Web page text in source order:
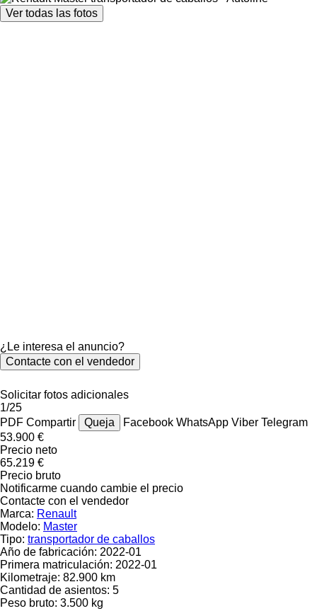
Ver todas las fotos
¿Le interesa el anuncio?
Contacte con el vendedor
Solicitar fotos adicionales
1/25
PDF Compartir Queja Facebook WhatsApp Viber Telegram
53.900 €
Precio neto
65.219 €
Precio bruto
Notificarme cuando cambie el precio
Contacte con el vendedor
Marca: Renault
Modelo: Master
Tipo: transportador de caballos
Año de fabricación: 2022-01
Primera matriculación: 2022-01
Kilometraje: 82.900 km
Cantidad de asientos: 5
Peso bruto: 3.500 kg